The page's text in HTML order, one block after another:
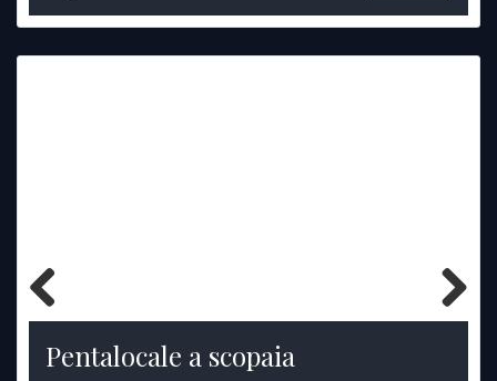
Previous Next
Pentalocale a scopaia